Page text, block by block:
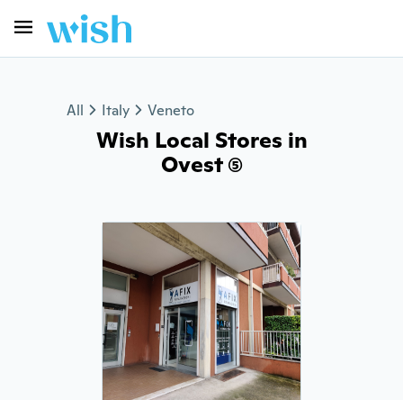
All Italy Veneto
Wish Local Stores in
Ovest (5)